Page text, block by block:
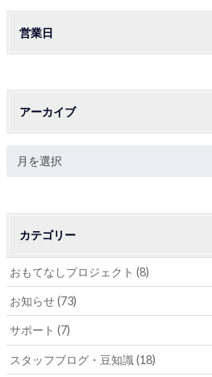
営業日
アーカイブ
カテゴリー
おもてなしプロジェクト(8)
お知らせ(73)
サポート(7)
スタッフブログ・豆知識(18)